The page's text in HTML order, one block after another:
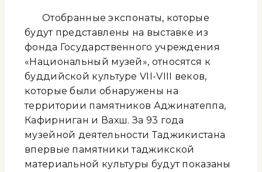
Отобранные экспонаты, которые
будут представлены на выставке из
фонда Государственного учреждения
«Национальный музей», относятся к
буддийской культуре VII-VIII веков,
которые были обнаружены на
территории памятников Аджинатеппа,
Кафирниган и Вахш. За 93 года
музейной деятельности Таджикистана
впервые памятники таджикской
материальной культуры будут показаны